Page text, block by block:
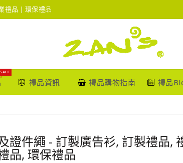
禮品 | 環保禮品
SALE
禮品資訊 禮品購物指南 禮品
證件繩 - 訂製廣告衫, 訂製禮品,
品, 環保禮品